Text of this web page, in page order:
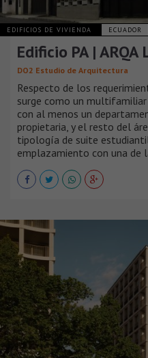
EDIFICIOS DE VIVIENDA ECUADOR
Edificio PA | ARQA
DO2 Estudio de Arquitectura
Respecto de los
surge como un
con al menos un
propietaria, y el resto del
tipología de suite
emplazamiento con una de